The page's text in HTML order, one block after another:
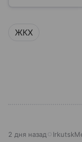
ЖКХ
2 дня назад